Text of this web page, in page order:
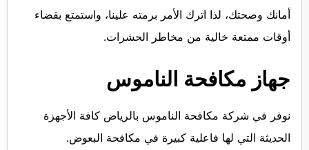
أمانك وصحتك، لذا اترك الأمر برمته علينا، واستمتع بقضاء
أوقات ممتعة خالية من مخاطر الحشرات.
جهاز مكافحة الناموس
نوفر في شركة مكافحة الناموس بالرياض كافة الأجهزة
الحديثة التي لها فاعلية كبيرة في مكافحة البعوض.